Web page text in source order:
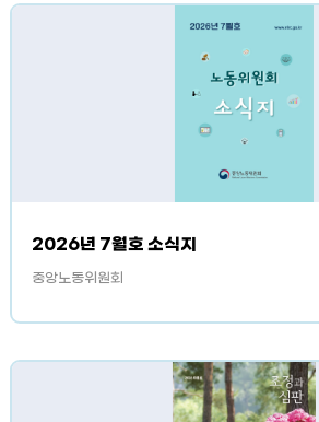
2026년 7월호 소식지
중앙노동위원회